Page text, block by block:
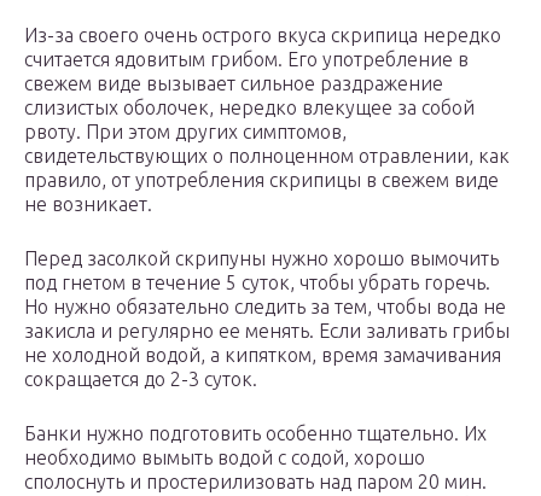
Из-за своего очень острого вкуса скрипица нередко
считается ядовитым грибом. Его употребление в
свежем виде вызывает сильное раздражение
слизистых оболочек, нередко влекущее за собой
рвоту. При этом других симптомов,
свидетельствующих о полноценном отравлении, как
правило, от употребления скрипицы в свежем виде
не возникает.
Перед засолкой скрипуны нужно хорошо вымочить
под гнетом в течение 5 суток, чтобы убрать горечь.
Но нужно обязательно следить за тем, чтобы вода не
закисла и регулярно ее менять. Если заливать грибы
не холодной водой, а кипятком, время замачивания
сокращается до 2-3 суток.
Банки нужно подготовить особенно тщательно. Их
необходимо вымыть водой с содой, хорошо
сполоснуть и простерилизовать над паром 20 мин.